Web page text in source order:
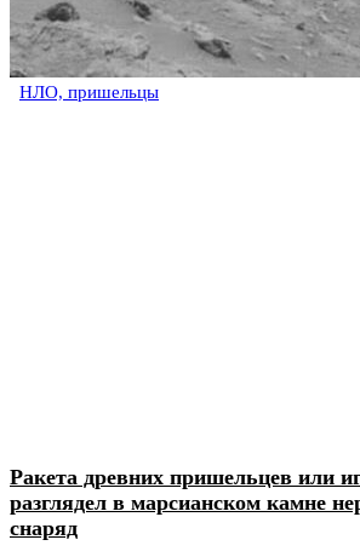
НЛО, пришельцы
Ракета древних пришельцев или
разглядел в марсианском камне
снаряд